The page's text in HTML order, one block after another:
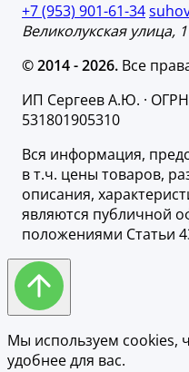
+7 (953) 901-61-34
Великолукская улица,
© 2014 - 2026. Все
ИП Сергеев А.Ю. ·
531801905310
Вся информация,
в т.ч. цены товаров,
описания,
являются публичной
положениями Статьи
Мы используем cookies,
удобнее для вас.